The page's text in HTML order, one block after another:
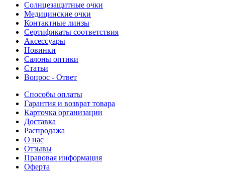
Солнцезащитные очки
Медицинские очки
Контактные линзы
Сертификаты соответствия
Аксессуары
Новинки
Салоны оптики
Статьи
Вопрос - Ответ
Способы оплаты
Гарантия и возврат товара
Карточка организации
Доставка
Распродажа
О нас
Отзывы
Правовая информация
Оферта